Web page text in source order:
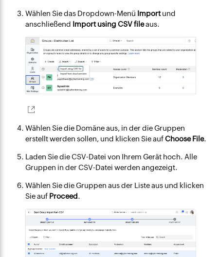
Wählen Sie das Dropdown-Menü Importund
anschließend Import using CSV fileaus.
Wählen Sie die Domäne aus, in der die Gruppen
erstellt werden sollen, und klicken Sie aufChoose File.
Laden Sie die CSV-Datei von Ihrem Gerät hoch. Alle
Gruppen in der CSV-Datei werden angezeigt.
Wählen Sie die Gruppen aus der Liste aus und klicken
Sie auf Proceed.